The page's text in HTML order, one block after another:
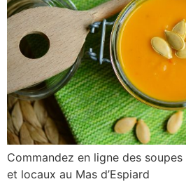
Commandez en ligne des
et locaux au Mas d’Espiard